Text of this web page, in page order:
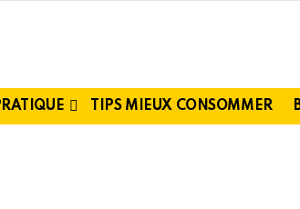
TIPS MIEUX CONSOMMER